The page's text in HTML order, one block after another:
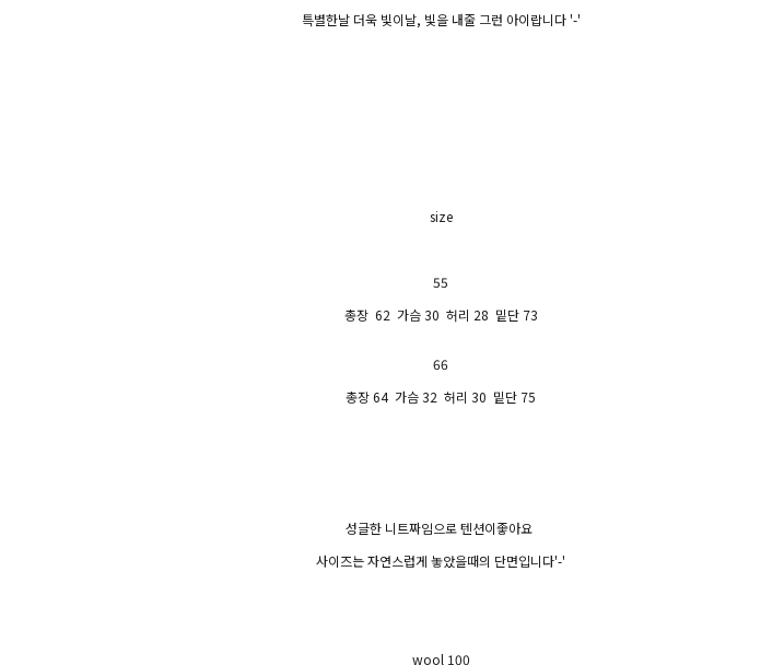
특별한날 더욱 빛이날, 빛을 내줄 그런 아이랍니다 '-'
size
55
총장 62 가슴 30 허리 28 밑단 73
66
총장 64 가슴 32 허리 30 밑단 75
성글한 니트짜임으로 텐션이좋아요
사이즈는 자연스럽게 놓았을때의 단면입니다'-'
wool 100